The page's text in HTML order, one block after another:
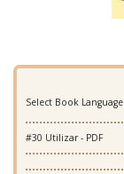
Select Book Language
#30 Utilizar - PDF